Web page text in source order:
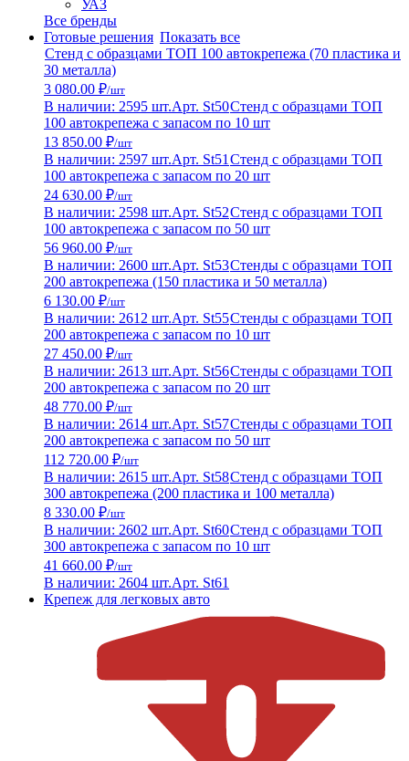
УАЗ
Все бренды
Готовые решения Показать все
Стенд с образцами ТОП 100 автокрепежа (70 пластика и
30 металла)
3 080.00 ₽/шт
В наличии: 2595 шт.Арт. St50Стенд с образцами ТОП
100 автокрепежа с запасом по 10 шт
13 850.00 ₽/шт
В наличии: 2597 шт.Арт. St51 Стенд с образцами ТОП
100 автокрепежа с запасом по 20 шт
24 630.00 ₽/шт
В наличии: 2598 шт.Арт. St52Стенд с образцами ТОП
100 автокрепежа с запасом по 50 шт
56 960.00 ₽/шт
В наличии: 2600 шт.Арт. St53Стенды с образцами ТОП
200 автокрепежа (150 пластика и 50 металла)
6 130.00 ₽/шт
В наличии: 2612 шт.Арт. St55Стенды с образцами ТОП
200 автокрепежа с запасом по 10 шт
27 450.00 ₽/шт
В наличии: 2613 шт.Арт. St56Стенды с образцами ТОП
200 автокрепежа с запасом по 20 шт
48 770.00 ₽/шт
В наличии: 2614 шт.Арт. St57Стенды с образцами ТОП
200 автокрепежа с запасом по 50 шт
112 720.00 ₽/шт
В наличии: 2615 шт.Арт. St58Стенд с образцами ТОП
300 автокрепежа (200 пластика и 100 металла)
8 330.00 ₽/шт
В наличии: 2602 шт.Арт. St60Стенд с образцами ТОП
300 автокрепежа с запасом по 10 шт
41 660.00 ₽/шт
В наличии: 2604 шт.Арт. St61
Крепеж для легковых авто